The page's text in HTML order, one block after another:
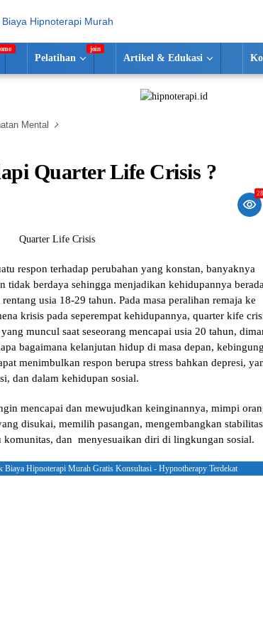
Pelatihan Artikel & Edukasi
Mental
Quarter Life Crisis ?
28
respon terhadap perubahan yang konstan, banyaknya
berdaya sehingga menjadikan kehidupannya
usia 18-29 tahun. Pada masa peralihan remaja ke
krisis pada seperempat kehidupannya, quarter kife
muncul saat seseorang mencapai usia 20 tahun,
bagaimana kelanjutan hidup di masa depan,
menimbulkan respon berupa stress bahkan depresi,
dan dalam kehidupan sosial.
mencapai dan mewujudkan keinginannya, mimpi
disukai, memilih pasangan, mengembangkan stabilitas
dan menyesuaikan diri di lingkungan sosial.
Hipnoterapi Murah Gratis Konsultasi - Hypnotherapy Terdekat